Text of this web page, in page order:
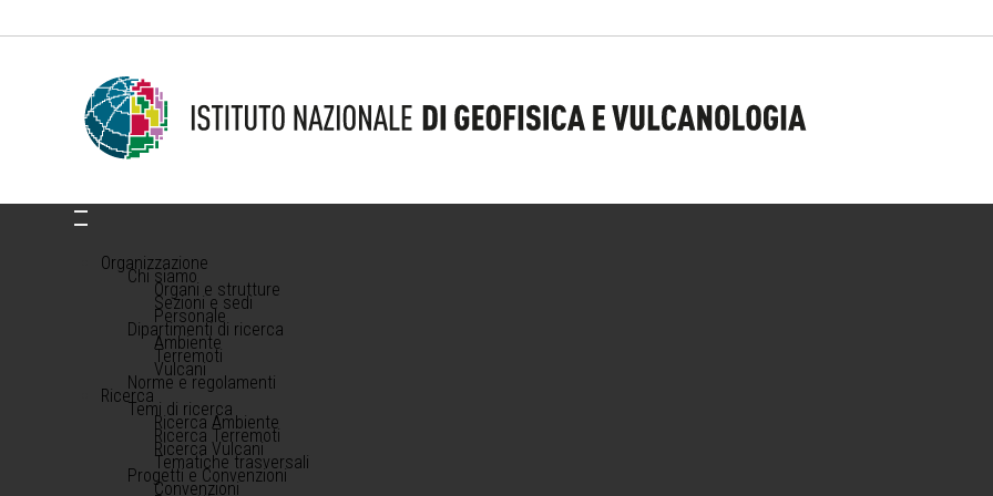
Organizzazione
Chi siamo
Organi e strutture
Sezioni e sedi
Personale
Dipartimenti di ricerca
Ambiente
Terremoti
Vulcani
Norme e regolamenti
Ricerca
Temi di ricerca
Ricerca Ambiente
Ricerca Terremoti
Ricerca Vulcani
Tematiche trasversali
Progetti e Convenzioni
Convenzioni